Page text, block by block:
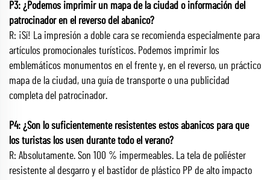
P3: ¿Podemos imprimir un mapa de la ciudad o información del
patrocinador en el reverso del abanico?
R: ¡Sí! La impresión a doble cara se recomienda especialmente para
artículos promocionales turísticos. Podemos imprimir los
emblemáticos monumentos en el frente y, en el reverso, un práctico
mapa de la ciudad, una guía de transporte o una publicidad
completa del patrocinador.
P4: ¿Son lo suficientemente resistentes estos abanicos para que
los turistas los usen durante todo el verano?
R: Absolutamente. Son 100 % impermeables. La tela de poliéster
resistente al desgarro y el bastidor de plástico PP de alto impacto